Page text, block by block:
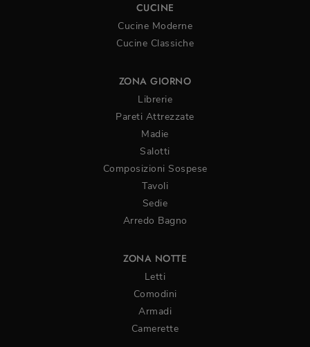
CUCINE
Cucine Moderne
Cucine Classiche
ZONA GIORNO
Librerie
Pareti Attrezzate
Madie
Salotti
Composizioni Sospese
Tavoli
Sedie
Arredo Bagno
ZONA NOTTE
Letti
Comodini
Armadi
Camerette